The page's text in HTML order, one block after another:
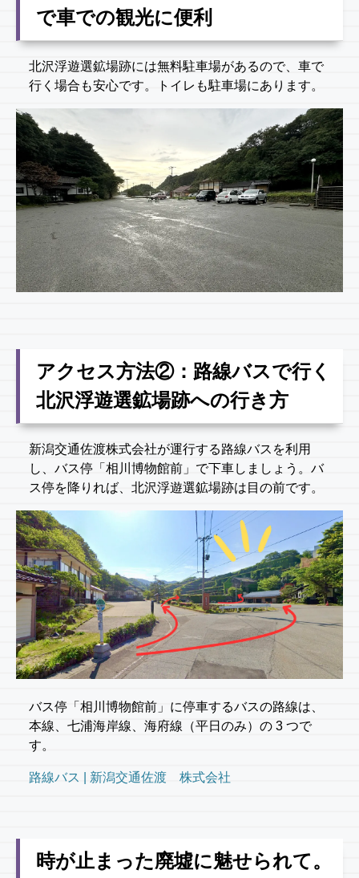
で車での観光に便利
北沢浮遊選鉱場跡には無料駐車場があるので、車で
行く場合も安心です。トイレも駐車場にあります。
アクセス方法②：路線バスで行く
北沢浮遊選鉱場跡への行き方
新潟交通佐渡株式会社が運行する路線バスを利用
し、バス停「相川博物館前」で下車しましょう。バ
ス停を降りれば、北沢浮遊選鉱場跡は目の前です。
バス停「相川博物館前」に停車するバスの路線は、
本線、七浦海岸線、海府線（平日のみ）の 3 つで
す。
路線バス | 新潟交通佐渡 株式会社
時が止まった廃墟に魅せられて。